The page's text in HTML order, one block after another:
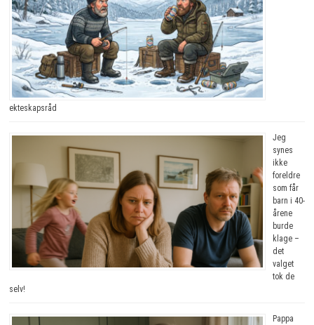
ekteskapsråd
Jeg
synes
ikke
foreldre
som får
barn i 40-
årene
burde
klage –
det
valget
tok de
selv!
Pappa